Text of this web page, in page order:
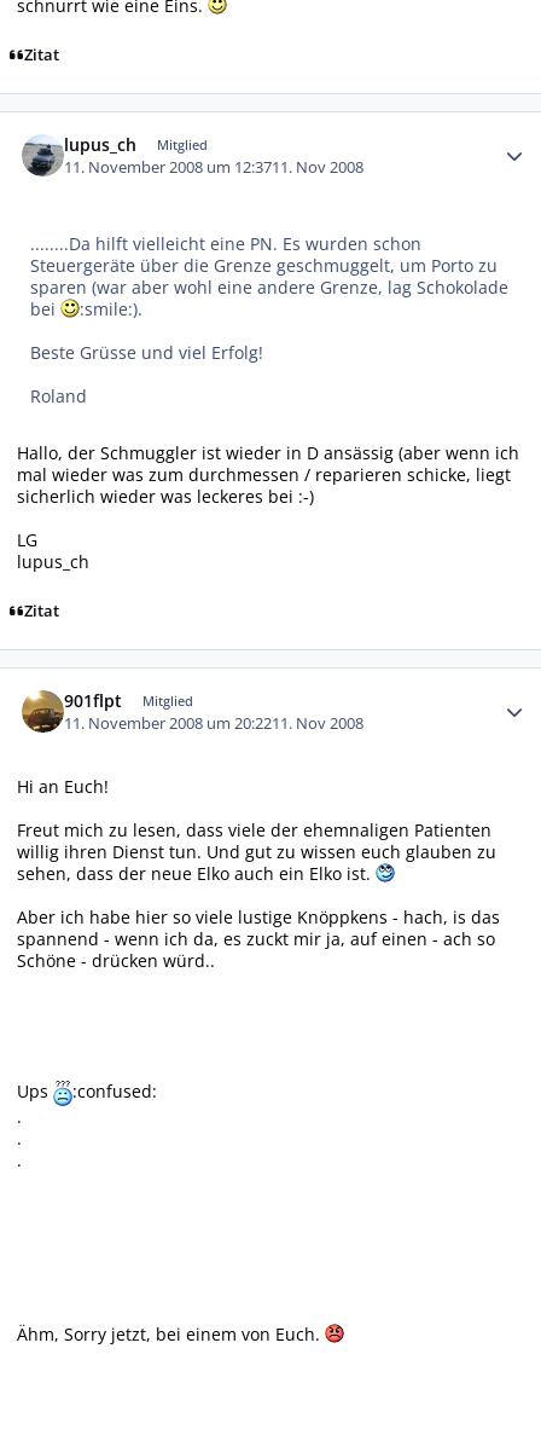
schnurrt wie eine Eins.
Zitat
lupus_ch Mitglied
11. November 2008 um 12:3711. Nov 2008
........Da hilft vielleicht eine PN. Es wurden schon
Steuergeräte über die Grenze geschmuggelt, um Porto zu
sparen (war aber wohl eine andere Grenze, lag Schokolade
bei
:smile:).
Beste Grüsse und viel Erfolg!
Roland
Hallo, der Schmuggler ist wieder in D ansässig (aber wenn ich
mal wieder was zum durchmessen / reparieren schicke, liegt
sicherlich wieder was leckeres bei :-)
LG
lupus_ch
Zitat
901flpt Mitglied
11. November 2008 um 20:2211. Nov 2008
Hi an Euch!
Freut mich zu lesen, dass viele der ehemnaligen Patienten
willig ihren Dienst tun. Und gut zu wissen euch glauben zu
sehen, dass der neue Elko auch ein Elko ist.
Aber ich habe hier so viele lustige Knöppkens - hach, is das
spannend - wenn ich da, es zuckt mir ja, auf einen - ach so
Schöne - drücken würd..
Ups
:confused:
.
.
.
Ähm, Sorry jetzt, bei einem von Euch.